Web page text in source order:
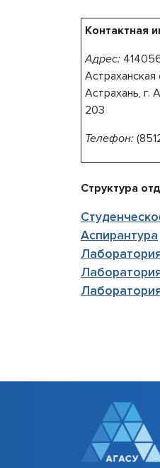
Контактная
Адрес:
Астраханская
Астрахань, г.
203
Телефон:
Структура
Аспирантура